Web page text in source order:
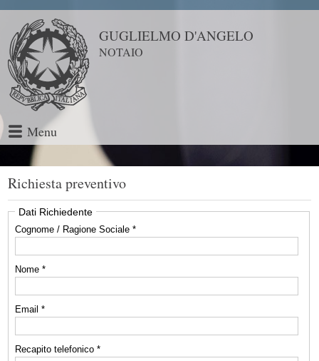
GUGLIELMO D'ANGELO
NOTAIO
Menu
Richiesta preventivo
Dati Richiedente
Cognome / Ragione Sociale *
Nome *
Email *
Recapito telefonico *